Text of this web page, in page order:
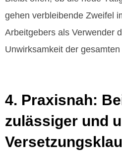
gehen verbleibende Zweifel
Arbeitgebers als Verwender
Unwirksamkeit der
4. Praxisnah:
zulässiger und